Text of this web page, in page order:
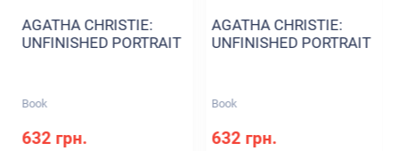
AGATHA CHRISTIE:
UNFINISHED PORTRAIT
Book
632 грн.
AGATHA CHRISTIE:
UNFINISHED PORTRAIT
Book
632 грн.